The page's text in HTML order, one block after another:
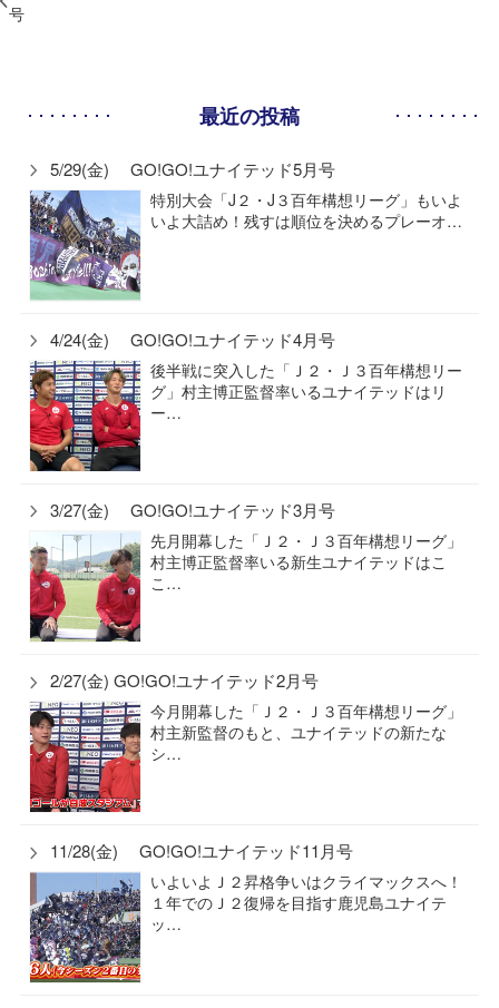
号
最近の投稿
5/29(金) GO!GO!ユナイテッド5月号
特別大会「J２・J３百年構想リーグ」もいよ
いよ大詰め！残すは順位を決めるプレーオ…
4/24(金) GO!GO!ユナイテッド4月号
後半戦に突入した「Ｊ２・Ｊ３百年構想リー
グ」村主博正監督率いるユナイテッドはリ
ー…
3/27(金) GO!GO!ユナイテッド3月号
先月開幕した「Ｊ２・Ｊ３百年構想リーグ」
村主博正監督率いる新生ユナイテッドはこ
こ…
2/27(金) GO!GO!ユナイテッド2月号
今月開幕した「Ｊ２・Ｊ３百年構想リーグ」
村主新監督のもと、ユナイテッドの新たな
シ…
11/28(金) GO!GO!ユナイテッド11月号
いよいよＪ２昇格争いはクライマックスへ！
１年でのＪ２復帰を目指す鹿児島ユナイテ
ッ…